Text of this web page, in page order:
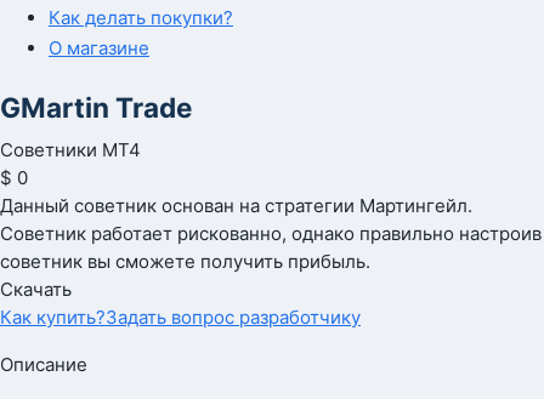
Как делать покупки?
О магазине
GMartin Trade
Советники МТ4
$ 0
Данный советник основан на стратегии Мартингейл.
Советник работает рискованно, однако правильно настроив
советник вы сможете получить прибыль.
Скачать
Как купить?Задать вопрос разработчику
Описание